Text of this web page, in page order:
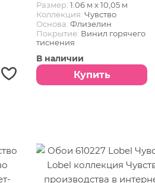
Размер: 1.06 м х 10,05 м
Коллекция: Чувство
Основа: Флизелин
Покрытие: Винил горячего
тиснения
В наличии
Купить